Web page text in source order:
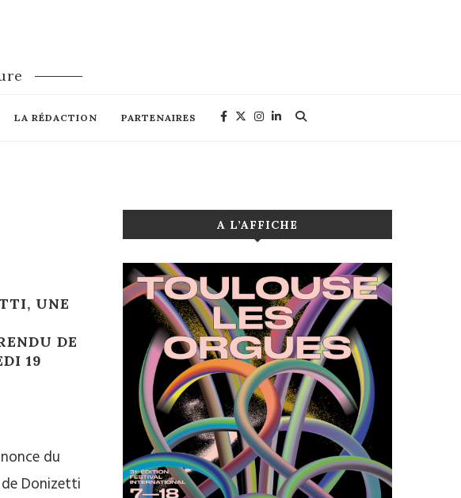
LA RÉDACTION PARTENAIRES
UNE
DE
19
du
Donizetti
A L’AFFICHE